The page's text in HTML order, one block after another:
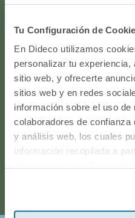
Tu Configuración de
En Dideco utilizamos
personalizar tu experiencia,
sitio web, y ofrecerte
sitios web y en redes
información sobre el uso
colaboradores de
y análisis web, los cuales
información recopilada a
Horario de atención
9:00h